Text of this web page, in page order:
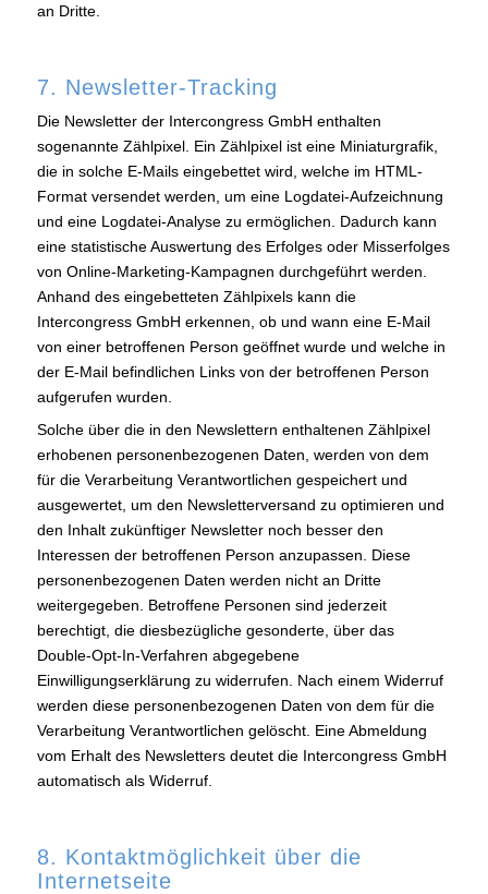
an Dritte.
7. Newsletter-Tracking
Die Newsletter der Intercongress GmbH enthalten
sogenannte Zählpixel. Ein Zählpixel ist eine Miniaturgrafik,
die in solche E-Mails eingebettet wird, welche im HTML-
Format versendet werden, um eine Logdatei-Aufzeichnung
und eine Logdatei-Analyse zu ermöglichen. Dadurch kann
eine statistische Auswertung des Erfolges oder Misserfolges
von Online-Marketing-Kampagnen durchgeführt werden.
Anhand des eingebetteten Zählpixels kann die
Intercongress GmbH erkennen, ob und wann eine E-Mail
von einer betroffenen Person geöffnet wurde und welche in
der E-Mail befindlichen Links von der betroffenen Person
aufgerufen wurden.
Solche über die in den Newslettern enthaltenen Zählpixel
erhobenen personenbezogenen Daten, werden von dem
für die Verarbeitung Verantwortlichen gespeichert und
ausgewertet, um den Newsletterversand zu optimieren und
den Inhalt zukünftiger Newsletter noch besser den
Interessen der betroffenen Person anzupassen. Diese
personenbezogenen Daten werden nicht an Dritte
weitergegeben. Betroffene Personen sind jederzeit
berechtigt, die diesbezügliche gesonderte, über das
Double-Opt-In-Verfahren abgegebene
Einwilligungserklärung zu widerrufen. Nach einem Widerruf
werden diese personenbezogenen Daten von dem für die
Verarbeitung Verantwortlichen gelöscht. Eine Abmeldung
vom Erhalt des Newsletters deutet die Intercongress GmbH
automatisch als Widerruf.
8. Kontaktmöglichkeit über die
Internetseite